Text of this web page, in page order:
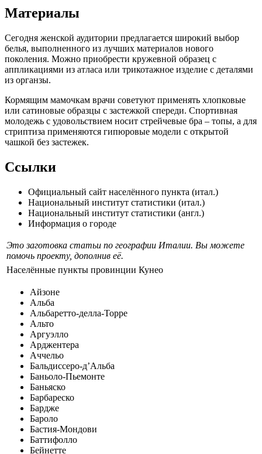
Материалы
Сегодня женской аудитории предлагается широкий выбор
белья, выполненного из лучших материалов нового
поколения. Можно приобрести кружевной образец с
аппликациями из атласа или трикотажное изделие с деталями
из органзы.
Кормящим мамочкам врачи советуют применять хлопковые
или сатиновые образцы с застежкой спереди. Спортивная
молодежь с удовольствием носит стрейчевые бра – топы, а для
стриптиза применяются гипюровые модели с открытой
чашкой без застежек.
Ссылки
Официальный сайт населённого пункта (итал.)
Национальный институт статистики (итал.)
Национальный институт статистики (англ.)
Информация о городе
Это заготовка статьи по географии Италии. Вы можете
помочь проекту, дополнив её.
Населённые пункты провинции Кунео
Айзоне
Альба
Альбаретто-делла-Торре
Альто
Аргуэлло
Арджентера
Аччельо
Бальдиссеро-д’Альба
Баньоло-Пьемонте
Баньяско
Барбареско
Бардже
Бароло
Бастия-Мондови
Баттифолло
Бейнетте